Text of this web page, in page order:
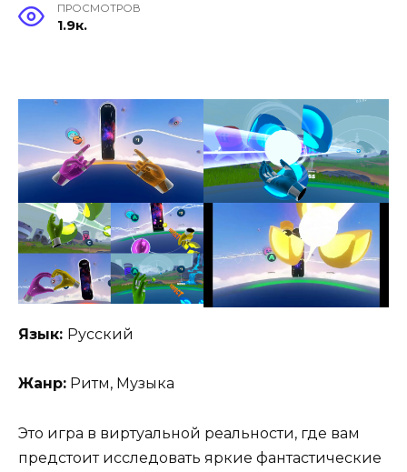
ПРОСМОТРОВ
1.9к.
Язык: Русский
Жанр: Ритм, Музыка
Это игра в виртуальной реальности, где вам
предстоит исследовать яркие фантастические